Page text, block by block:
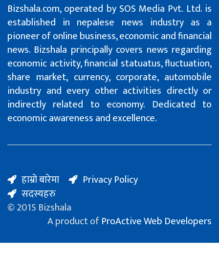
Bizshala.com, operated by SOS Media Pvt. Ltd. is
established in nepalese news industry as a
pioneer of online business, economic and financial
news. Bizshala principally covers news regarding
economic activity, financial statuatus, fluctuation,
share market, currency, corporate, automobile
industry and every other activities directly or
indirectly related to economy. Dedicated to
economic awareness and excellence.
हाम्रो बारेमा
Privacy Policy
सदस्यहरु
© 2015 Bizshala
A product ofProActive Web Developers